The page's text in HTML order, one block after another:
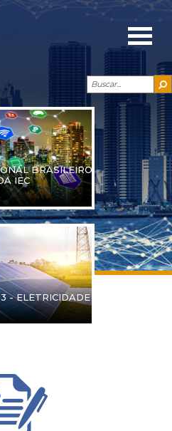
BRASILEIRO
IEC
- ELETRICIDADE